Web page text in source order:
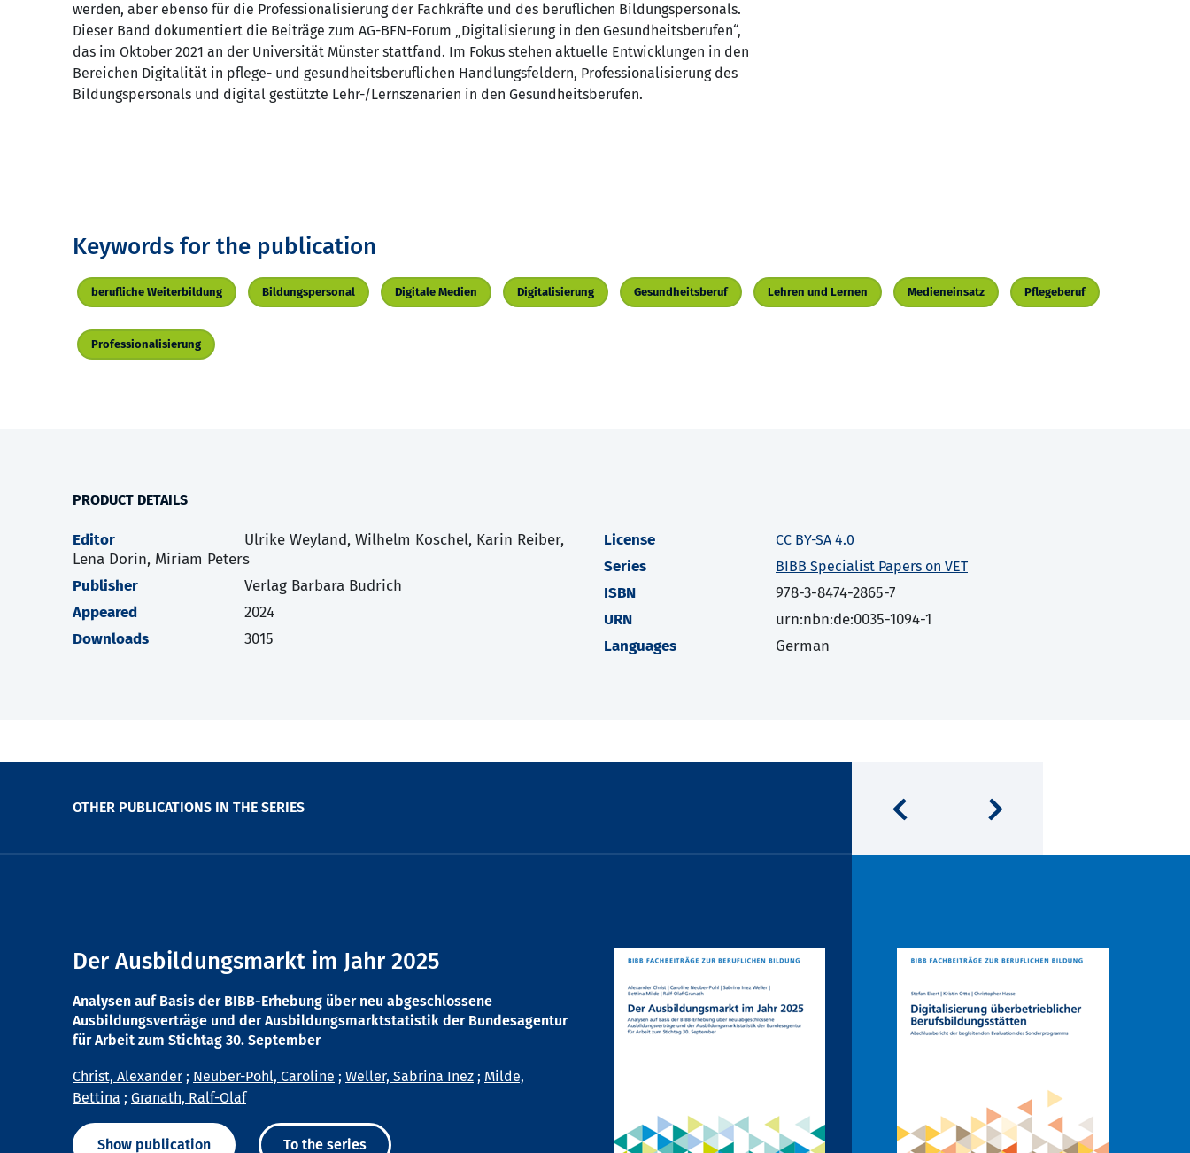
werden, aber ebenso für die Professionalisierung der Fachkräfte und des beruflichen Bildungspersonals.
Dieser Band dokumentiert die Beiträge zum AG-BFN-Forum „Digitalisierung in den Gesundheitsberufen“,
das im Oktober 2021 an der Universität Münster stattfand. Im Fokus stehen aktuelle Entwicklungen in den
Bereichen Digitalität in pflege- und gesundheitsberuflichen Handlungsfeldern, Professionalisierung des
Bildungspersonals und digital gestützte Lehr-/Lernszenarien in den Gesundheitsberufen.
Keywords for the publication
berufliche Weiterbildung Bildungspersonal Digitale Medien Digitalisierung Gesundheitsberuf Lehren und Lernen Medieneinsatz Pflegeberuf
Professionalisierung
PRODUCT DETAILS
Editor
Ulrike Weyland, Wilhelm Koschel, Karin Reiber,
Lena Dorin, Miriam Peters
Publisher
Verlag Barbara Budrich
Appeared
2024
Downloads
3015
License CC BY-SA 4.0
Series BIBB Specialist Papers on VET
ISBN
978-3-8474-2865-7
URN
urn:nbn:de:0035-1094-1
Languages
German
OTHER PUBLICATIONS IN THE SERIES
Der Ausbildungsmarkt im Jahr 2025
Analysen auf Basis der BIBB-Erhebung über neu abgeschlossene
Ausbildungsverträge und der Ausbildungsmarktstatistik der Bundesagentur
für Arbeit zum Stichtag 30. September
Christ, Alexander ; Neuber-Pohl, Caroline ; Weller, Sabrina Inez ; Milde,
Bettina ; Granath, Ralf-Olaf
Show publication To the series